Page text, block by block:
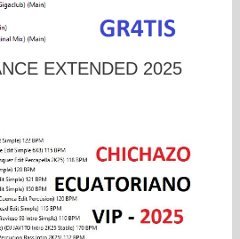
EXTENDED 2025